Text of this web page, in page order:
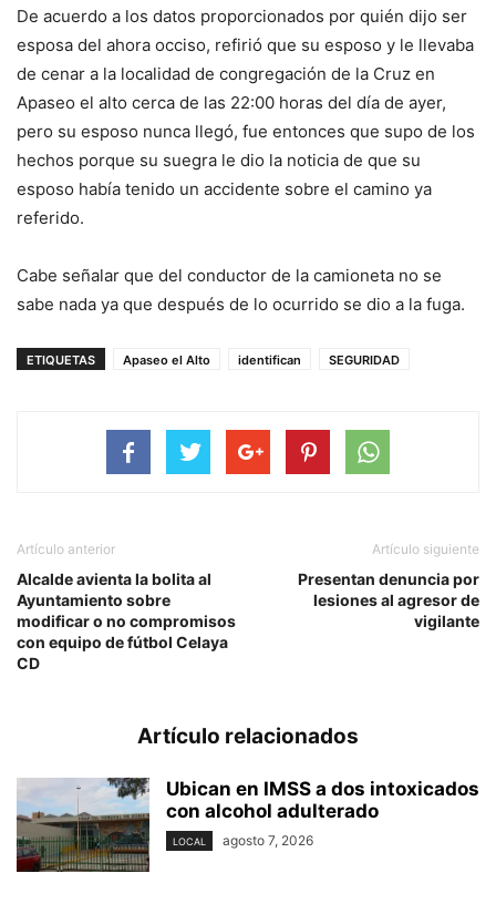
De acuerdo a los datos proporcionados por quién dijo ser
esposa del ahora occiso, refirió que su esposo y le llevaba
de cenar a la localidad de congregación de la Cruz en
Apaseo el alto cerca de las 22:00 horas del día de ayer,
pero su esposo nunca llegó, fue entonces que supo de los
hechos porque su suegra le dio la noticia de que su
esposo había tenido un accidente sobre el camino ya
referido.
Cabe señalar que del conductor de la camioneta no se
sabe nada ya que después de lo ocurrido se dio a la fuga.
ETIQUETAS Apaseo el Alto identifican SEGURIDAD
Artículo anterior
Alcalde avienta la bolita al
Ayuntamiento sobre
modificar o no compromisos
con equipo de fútbol Celaya
CD
Artículo siguiente
Presentan denuncia por
lesiones al agresor de
vigilante
Artículo relacionados
Ubican en IMSS a dos intoxicados
con alcohol adulterado
LOCAL agosto 7, 2026